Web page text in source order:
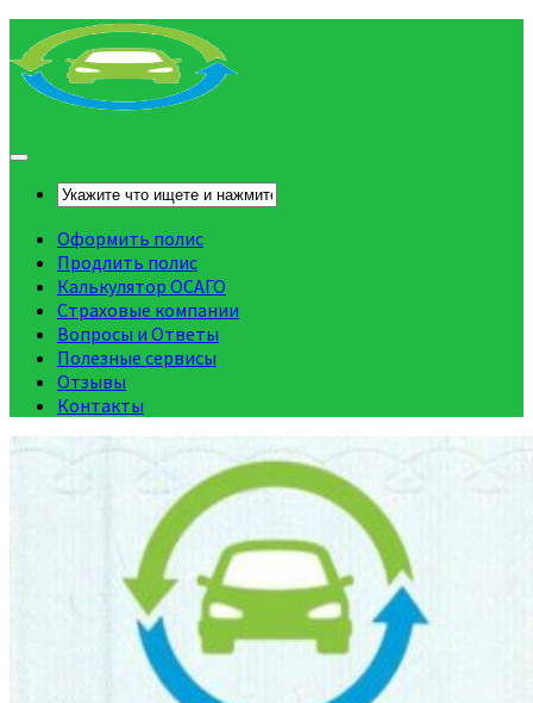
Оформить полис
Продлить полис
Калькулятор ОСАГО
Страховые компании
Вопросы и Ответы
Полезные сервисы
Отзывы
Контакты